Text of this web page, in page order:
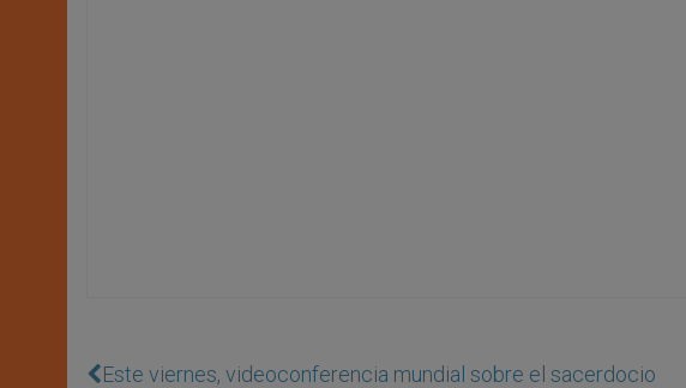
Este viernes, videoconferencia mundial sobre el sacerdocio